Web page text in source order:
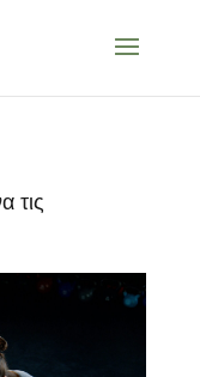
τις